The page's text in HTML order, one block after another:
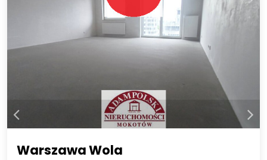
Warszawa Wola